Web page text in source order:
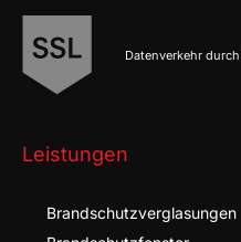
Datenverkehr
Leistungen
Brandschutz­verglasungen